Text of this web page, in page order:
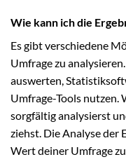
Wie kann ich die
Es gibt verschiedene
Umfrage zu
auswerten,
Umfrage-Tools nutzen.
sorgfältig analysierst
ziehst. Die Analyse der
Wert deiner Umfrage